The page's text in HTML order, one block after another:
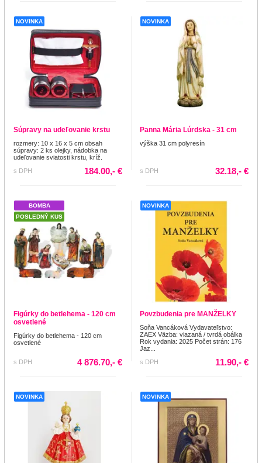
NOVINKA
Súpravy na udeľovanie krstu
rozmery: 10 x 16 x 5 cm obsah
súpravy: 2 ks olejky, nádobka na
udeľovanie sviatosti krstu, kríž.
s DPH
184.00,- €
NOVINKA
Panna Mária Lúrdska - 31 cm
výška 31 cm polyresín
s DPH 32.18,- €
BOMBA
POSLEDNÝ KUS
Figúrky do betlehema - 120 cm
osvetlené
Figúrky do betlehema - 120 cm
osvetlené
s DPH 4 876.70,- €
NOVINKA
Povzbudenia pre MANŽELKY
Soňa Vancáková Vydavateľstvo:
ZAEX Väzba: viazaná / tvrdá obálka
Rok vydania: 2025 Počet strán: 176
Jaz...
s DPH
11.90,- €
NOVINKA NOVINKA